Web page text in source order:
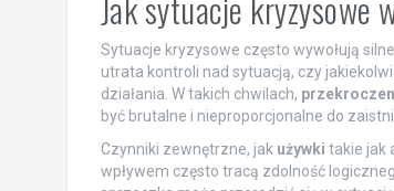
Sytuacje kryzysowe często wywołują
utrata kontroli nad sytuacją, czy
działania. W takich chwilach,
być brutalne i nieproporcjonalne do
Czynniki zewnętrzne, jak używki takie jak
wpływem często tracą zdolność